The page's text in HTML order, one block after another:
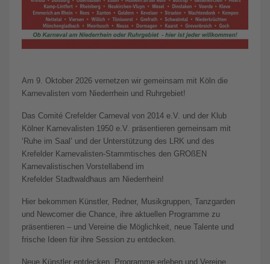
Am 9. Oktober 2026 vernetzen wir gemeinsam mit Köln die
Karnevalisten vom Niederrhein und Ruhrgebiet!
Das Comité Crefelder Carneval von 2014 e.V. und der Klub
Kölner Karnevalisten 1950 e.V. präsentieren gemeinsam mit
‘Ruhe im Saal’ und der Unterstützung des LRK und des
Krefelder Karnevalisten-Stammtisches den GROßEN
Karnevalistischen Vorstellabend im
Krefelder Stadtwaldhaus am Niederrhein!
Hier bekommen Künstler, Redner, Musikgruppen, Tanzgarden
und Newcomer die Chance, ihre aktuellen Programme zu
präsentieren – und Vereine die Möglichkeit, neue Talente und
frische Ideen für ihre Session zu entdecken.
Neue Künstler entdecken, Programme erleben und Vereine